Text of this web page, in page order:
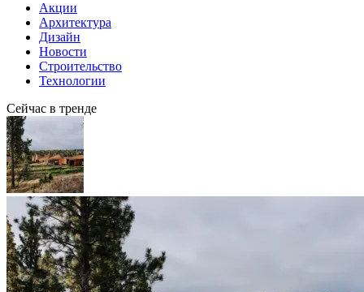
Акции
Архитектура
Дизайн
Новости
Строительство
Технологии
Сейчас в тренде